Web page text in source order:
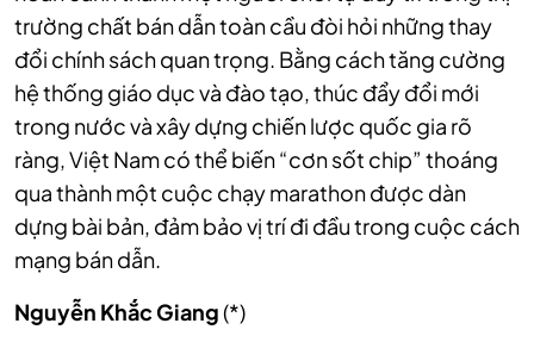
trường chất bán dẫn toàn cầu đòi hỏi những thay
đổi chính sách quan trọng. Bằng cách tăng cường
hệ thống giáo dục và đào tạo, thúc đẩy đổi mới
trong nước và xây dựng chiến lược quốc gia rõ
ràng, Việt Nam có thể biến “cơn sốt chip” thoáng
qua thành một cuộc chạy marathon được dàn
dựng bài bản, đảm bảo vị trí đi đầu trong cuộc cách
mạng bán dẫn.
Nguyễn Khắc Giang(*)